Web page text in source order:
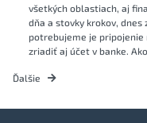
všetkých oblastiach, aj
dňa a stovky krokov, dnes
potrebujeme je pripojenie
zriadiť aj účet v banke.
Ďalšie